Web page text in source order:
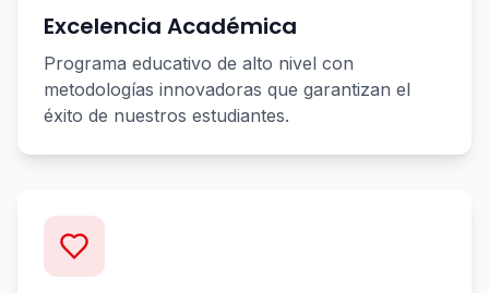
Excelencia Académica
Programa educativo de alto nivel con
metodologías innovadoras que garantizan el
éxito de nuestros estudiantes.